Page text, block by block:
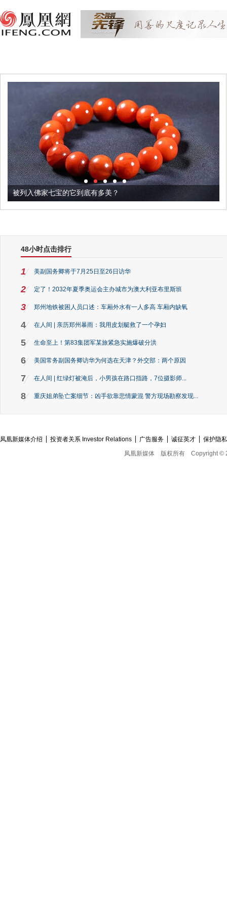
被列入佛家七宝的它到底有多美？
48小时点击排行
1 美副国务卿将于7月25日至26日访华
2 定了！2032年夏季奥运会主办城市为澳大利亚布里斯班
3 郑州地铁被困人员口述：车厢外水有一人多高 车厢内缺氧
4 在人间 | 亲历郑州暴雨：我用皮划艇救了一个孕妇
5 生命至上！第83集团军某旅紧急实施爆破分洪
6 美国常务副国务卿访华为何选在天津？外交部：两个原因
7 在人间 | 红绿灯被淹后，小男孩在路口指路，7位摄影师...
8 重庆姐弟坠亡案细节：凶手欲靠悲情蒙混 警方现场勘察发现...
凤凰新媒体介绍 投资者关系 Investor Relations 广告服务 诚征英才
保护隐
凤凰新媒体
版权所有 Copyright ©